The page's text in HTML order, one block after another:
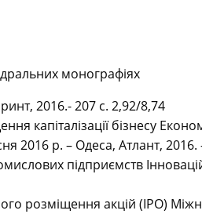
монографіях
2016.- 207 с. 2,92/8,74
капіталізації бізнесу
2016 р. – Одеса, Атлант, 2016.
підприємств
розміщення акцій (IPO)